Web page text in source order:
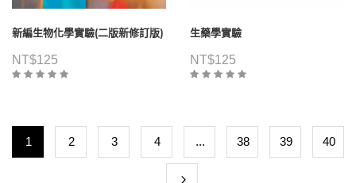
新編生物化學實驗(二版新修訂版)
NT$125
生藥學實驗
NT$125
1 2 3 4 ... 38 39 40